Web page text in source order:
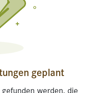
geplant
werden, die